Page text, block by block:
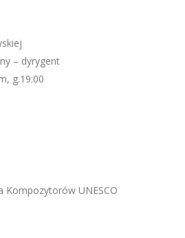
– dyrygent
g.19:00
Kompozytorów UNESCO